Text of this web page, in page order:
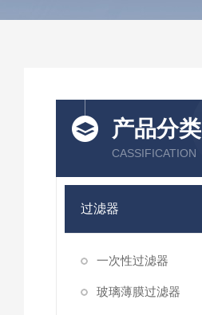
产品分类
CASSIFICATION
过滤器
一次性过滤器
玻璃薄膜过滤器